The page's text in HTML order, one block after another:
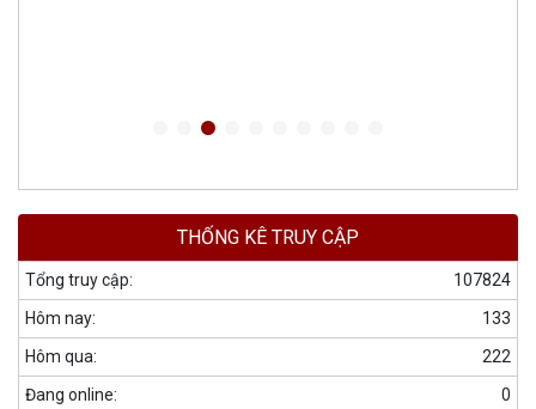
THỐNG KÊ TRUY CẬP
107824
Tổng truy cập:
133
Hôm nay:
222
Hôm qua:
0
Đang online: